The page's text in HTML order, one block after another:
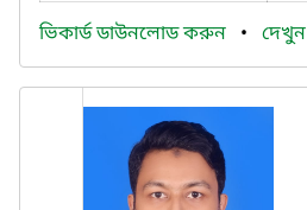
ভিকার্ড ডাউনলোড করুন • দেখুন